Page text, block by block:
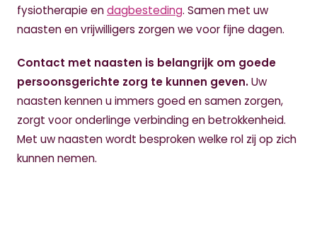
fysiotherapie endagbesteding. Samen met uw
naasten en vrijwilligers zorgen we voor fijne dagen.
Contact met naasten is belangrijk om goede
persoonsgerichte zorg te kunnen geven.Uw
naasten kennen u immers goed en samen zorgen,
zorgt voor onderlinge verbinding en betrokkenheid.
Met uw naasten wordt besproken welke rol zij op zich
kunnen nemen.